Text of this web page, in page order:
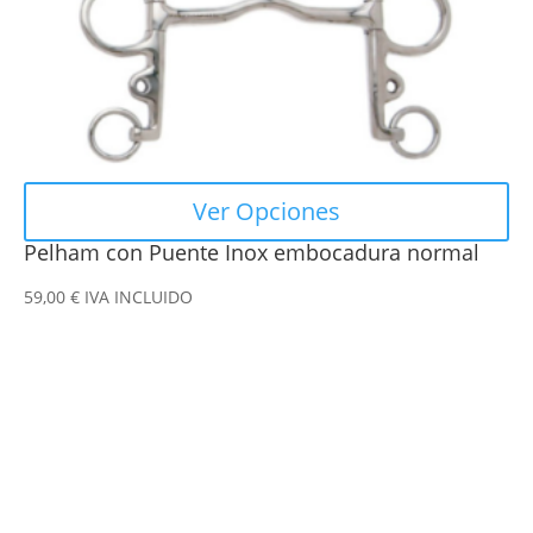
Pelham con Puente Inox embocadura normal
59,00 € IVA INCLUIDO
Ver Opciones
producto